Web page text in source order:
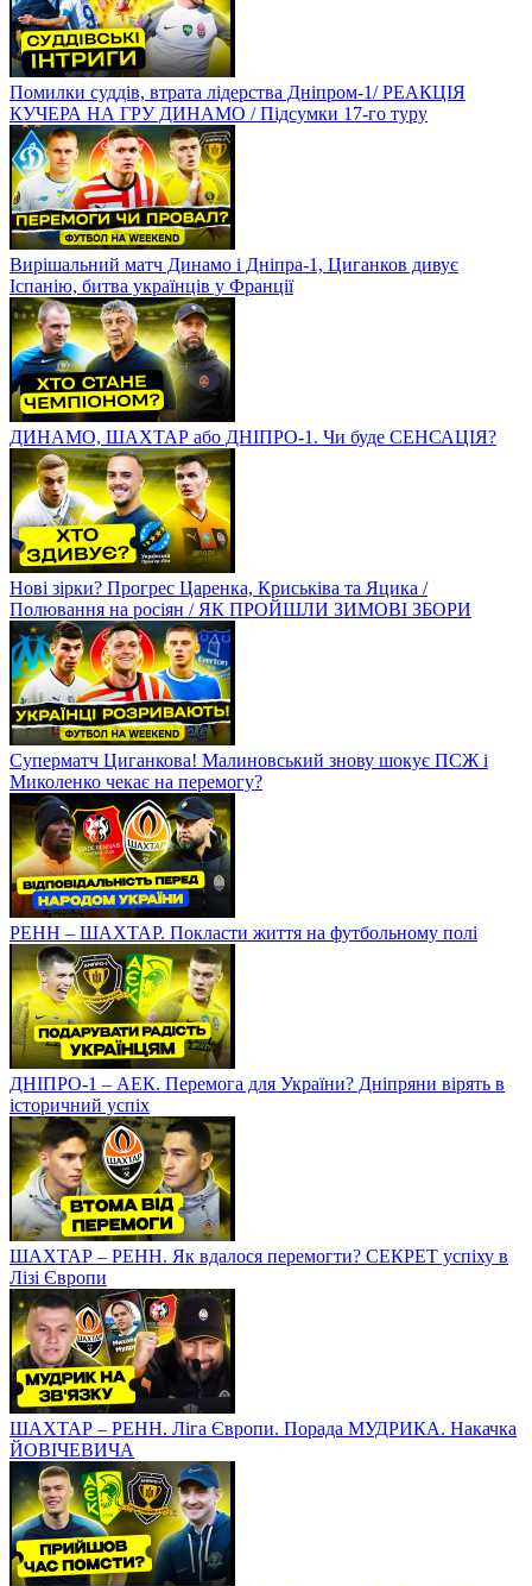
Помилки суддів, втрата лідерства Дніпром-1/ РЕАКЦІЯ
КУЧЕРА НА ГРУ ДИНАМО / Підсумки 17-го туру
Вирішальний матч Динамо і Дніпра-1, Циганков дивує
Іспанію, битва українців у Франції
ДИНАМО, ШАХТАР або ДНІПРО-1. Чи буде СЕНСАЦІЯ?
Нові зірки? Прогрес Царенка, Криськіва та Яцика /
Полювання на росіян / ЯК ПРОЙШЛИ ЗИМОВІ ЗБОРИ
Суперматч Циганкова! Малиновський знову шокує ПСЖ і
Миколенко чекає на перемогу?
РЕНН – ШАХТАР. Покласти життя на футбольному полі
ДНІПРО-1 – АЕК. Перемога для України? Дніпряни вірять в
історичний успіх
ШАХТАР – РЕНН. Як вдалося перемогти? СЕКРЕТ успіху в
Лізі Європи
ШАХТАР – РЕНН. Ліга Європи. Порада МУДРИКА. Накачка
ЙОВІЧЕВИЧА